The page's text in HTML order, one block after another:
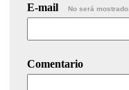
E-mail No será mostrado.
Comentario